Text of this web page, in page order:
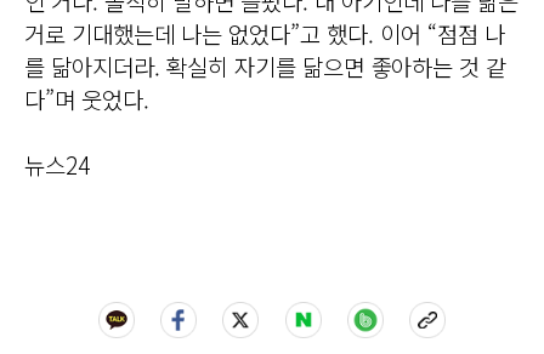
거로 기대했는데 나는 없었다”고 했다. 이어 “점점 나
를 닮아지더라. 확실히 자기를 닮으면 좋아하는 것 같
다”며 웃었다.
뉴스24